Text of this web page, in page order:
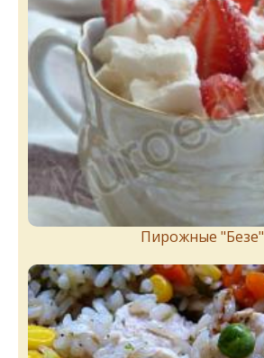
Пирожныe "Бeзe"